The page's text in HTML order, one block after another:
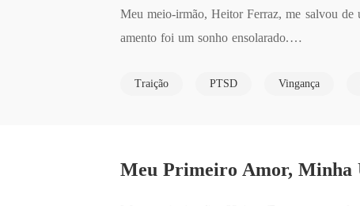
Meu meio-irmão, Heitor Ferraz, me salvou de
amento foi um sonho ensolarado.
Então ele fez uma viagem de negócios. Eu
"Diz pra ela que foi só pra curtir", ele disse.
Traição PTSD Vingança
Meu Primeiro Amor, Minha